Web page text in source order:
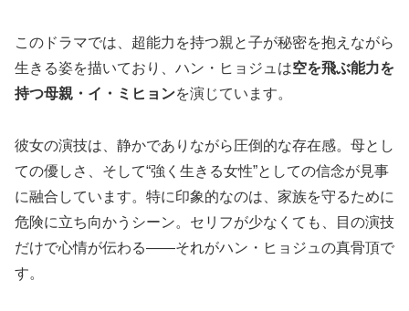
このドラマでは、超能力を持つ親と子が秘密を抱えながら
生きる姿を描いており、ハン・ヒョジュは空を飛ぶ能力を
持つ母親・イ・ミヒョンを演じています。
彼女の演技は、静かでありながら圧倒的な存在感。母とし
ての優しさ、そして“強く生きる女性”としての信念が見事
に融合しています。特に印象的なのは、家族を守るために
危険に立ち向かうシーン。セリフが少なくても、目の演技
だけで心情が伝わる――それがハン・ヒョジュの真骨頂で
す。